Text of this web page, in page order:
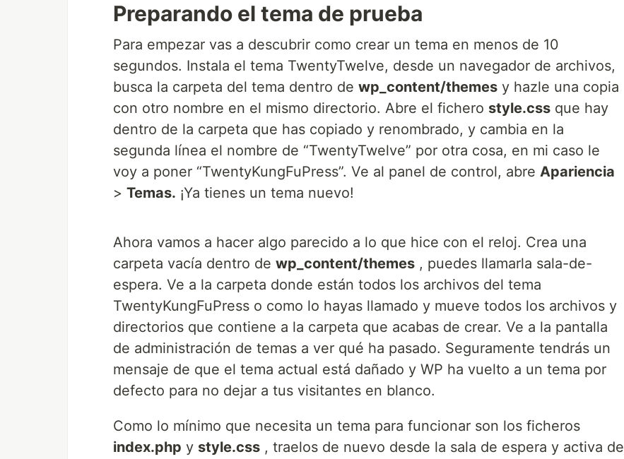
Preparando el tema de prueba
Para empezar vas a descubrir como crear un tema en menos de 10
segundos. Instala el tema TwentyTwelve, desde un navegador de archivos,
busca la carpeta del tema dentro de wp_content/themes y hazle una copia
con otro nombre en el mismo directorio. Abre el fichero style.css que hay
dentro de la carpeta que has copiado y renombrado, y cambia en la
segunda línea el nombre de “TwentyTwelve” por otra cosa, en mi caso le
voy a poner “TwentyKungFuPress”. Ve al panel de control, abre Apariencia
> Temas. ¡Ya tienes un tema nuevo!
Ahora vamos a hacer algo parecido a lo que hice con el reloj. Crea una
carpeta vacía dentro de wp_content/themes , puedes llamarla sala-de-
espera. Ve a la carpeta donde están todos los archivos del tema
TwentyKungFuPress o como lo hayas llamado y mueve todos los archivos y
directorios que contiene a la carpeta que acabas de crear. Ve a la pantalla
de administración de temas a ver qué ha pasado. Seguramente tendrás un
mensaje de que el tema actual está dañado y WP ha vuelto a un tema por
defecto para no dejar a tus visitantes en blanco.
Como lo mínimo que necesita un tema para funcionar son los ficheros
index.php y style.css , traelos de nuevo desde la sala de espera y activa de